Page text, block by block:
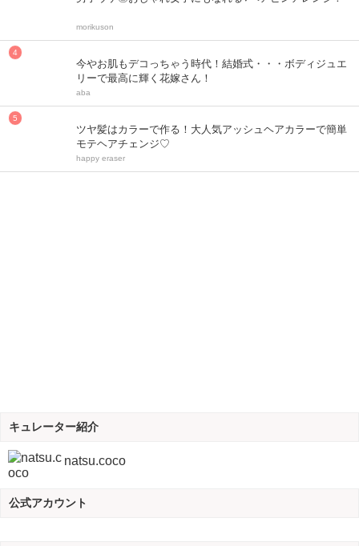
morikuson
今やお肌もデコっちゃう時代！結婚式・・・ボディジュエ
リーで最高に輝く花嫁さん！
aba
ツヤ髪はカラーで作る！大人気アッシュヘアカラーで簡単
モテヘアチェンジ♡
happy eraser
キュレーター紹介
natsu.coco
公式アカウント